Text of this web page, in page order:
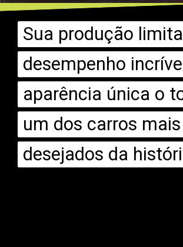
Sua produção
desempenho
aparência única o
um dos carros mais
desejados da
Sua produção
desempenho
aparência única o
um dos carros mais
desejados da